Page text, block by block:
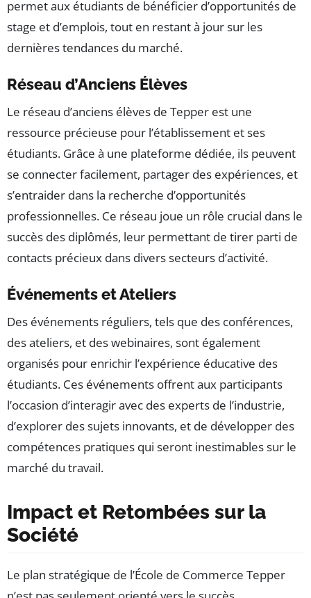
permet aux étudiants de bénéficier d’opportunités de
stage et d’emplois, tout en restant à jour sur les
dernières tendances du marché.
Réseau d’Anciens Élèves
Le réseau d’anciens élèves de Tepper est une
ressource précieuse pour l’établissement et ses
étudiants. Grâce à une plateforme dédiée, ils peuvent
se connecter facilement, partager des expériences, et
s’entraider dans la recherche d’opportunités
professionnelles. Ce réseau joue un rôle crucial dans le
succès des diplômés, leur permettant de tirer parti de
contacts précieux dans divers secteurs d’activité.
Événements et Ateliers
Des événements réguliers, tels que des conférences,
des ateliers, et des webinaires, sont également
organisés pour enrichir l’expérience éducative des
étudiants. Ces événements offrent aux participants
l’occasion d’interagir avec des experts de l’industrie,
d’explorer des sujets innovants, et de développer des
compétences pratiques qui seront inestimables sur le
marché du travail.
Impact et Retombées sur la
Société
Le plan stratégique de l’École de Commerce Tepper